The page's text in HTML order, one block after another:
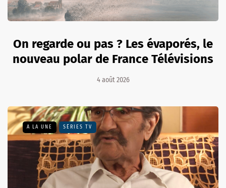
On regarde ou pas ? Les évaporés, le
nouveau polar de France Télévisions
4 août 2026
A LA UNE SÉRIES TV